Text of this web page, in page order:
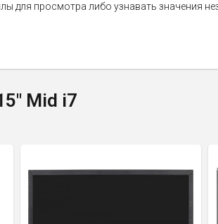
для просмотра либо узнавать значения
Mid i7